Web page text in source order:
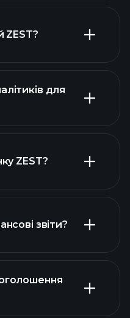
ZEST?
для
ZEST?
акційзвіти?
ZEST